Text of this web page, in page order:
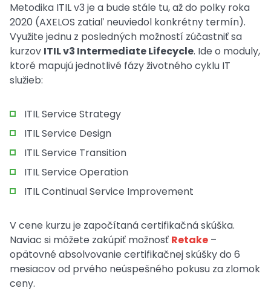
Metodika ITIL v3 je a bude stále tu, až do polky roka
2020 (AXELOS zatiaľ neuviedol konkrétny termín).
Využite jednu z posledných možností zúčastniť sa
kurzov ITIL v3 Intermediate Lifecycle. Ide o moduly,
ktoré mapujú jednotlivé fázy životného cyklu IT
služieb:
ITIL Service Strategy
ITIL Service Design
ITIL Service Transition
ITIL Service Operation
ITIL Continual Service Improvement
V cene kurzu je započítaná certifikačná skúška.
Naviac si môžete zakúpiť možnosť Retake –
opätovné absolvovanie certifikačnej skúšky do 6
mesiacov od prvého neúspešného pokusu za zlomok
ceny.